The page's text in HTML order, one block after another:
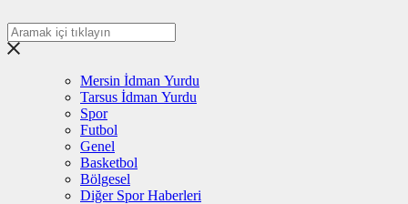
Mersin İdman Yurdu
Tarsus İdman Yurdu
Spor
Futbol
Genel
Basketbol
Bölgesel
Diğer Spor Haberleri